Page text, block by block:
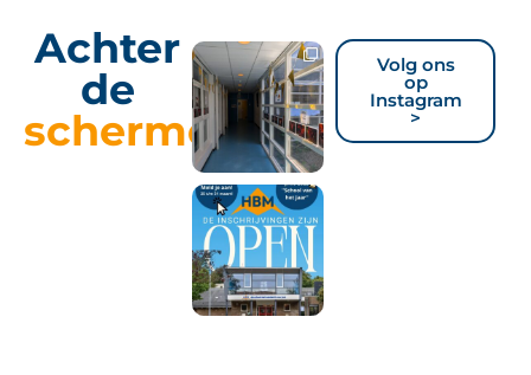
Achter
de
schermen
Volg ons
op
Instagram
>